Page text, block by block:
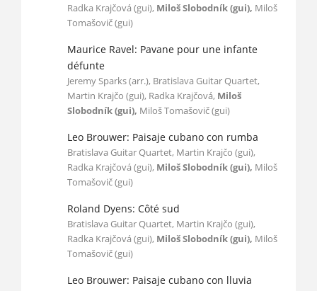
Radka Krajčová (gui), Miloš Slobodník (gui), Miloš
Tomašovič (gui)
Maurice Ravel: Pavane pour une infante
défunte
Jeremy Sparks (arr.), Bratislava Guitar Quartet,
Martin Krajčo (gui), Radka Krajčová, Miloš
Slobodník (gui), Miloš Tomašovič (gui)
Leo Brouwer: Paisaje cubano con rumba
Bratislava Guitar Quartet, Martin Krajčo (gui),
Radka Krajčová (gui), Miloš Slobodník (gui), Miloš
Tomašovič (gui)
Roland Dyens: Côté sud
Bratislava Guitar Quartet, Martin Krajčo (gui),
Radka Krajčová (gui), Miloš Slobodník (gui), Miloš
Tomašovič (gui)
Leo Brouwer: Paisaje cubano con lluvia